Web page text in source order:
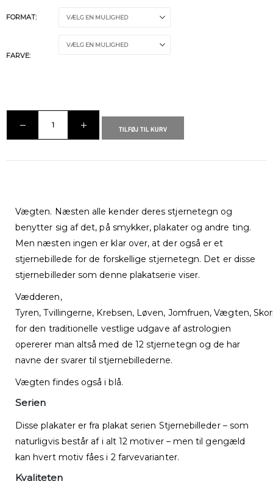
FORMAT
FARVE
TILFØJ TIL KURV
Vægten. Næsten alle kender deres stjernetegn og
benytter sig af det, på smykker, plakater og andre ting.
Men næsten ingen er klar over, at der også er et
stjernebillede for de forskellige stjernetegn. Det er disse
stjernebilleder som denne plakatserie viser.
Vædderen,
Tyren, Tvillingerne, Krebsen, Løven, Jomfruen, Vægten,
for den traditionelle vestlige udgave af astrologien
opererer man altså med de 12 stjernetegn og de har
navne der svarer til stjernebillederne.
Vægten findes også i blå.
Serien
Disse plakater er fra plakat serien Stjernebilleder – som
naturligvis består af i alt 12 motiver – men til gengæld
kan hvert motiv fåes i 2 farvevarianter.
Kvaliteten